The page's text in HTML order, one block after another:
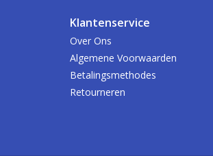
Klantenservice
Over Ons
Algemene Voorwaarden
Betalingsmethodes
Retourneren